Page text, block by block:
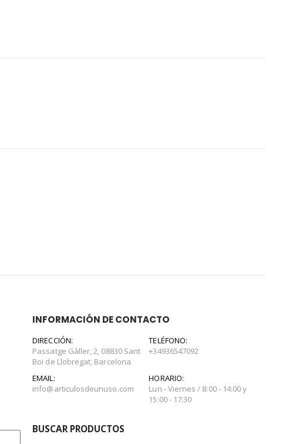
INFORMACIÓN DE CONTACTO
DIRECCIÓN:
Passatge Gàller, 2, 08830 Sant
Boi de Llobregat, Barcelona
TELÉFONO:
+34936547092
EMAIL:
info@articulosdeunuso.com
HORARIO:
Lun - Viernes / 8:00 - 14:00 y
15:00 - 17:30
BUSCAR PRODUCTOS